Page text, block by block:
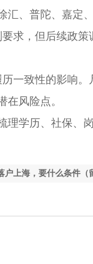
汇、普陀、嘉定
求，但后续政策
一致性的影响。
风险点。
理学历、社保、
户上海，要什么条件（